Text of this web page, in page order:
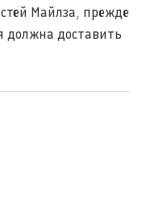
Майлза, прежде
должна доставить